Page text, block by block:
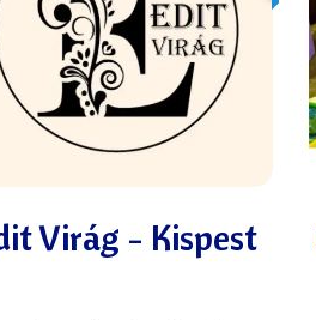
Virág - Kispest